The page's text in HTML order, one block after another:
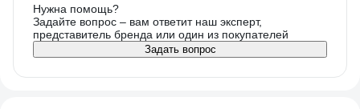
Нужна помощь?
Задайте вопрос – вам ответит наш эксперт,
представитель бренда или один из покупателей
Задать вопрос